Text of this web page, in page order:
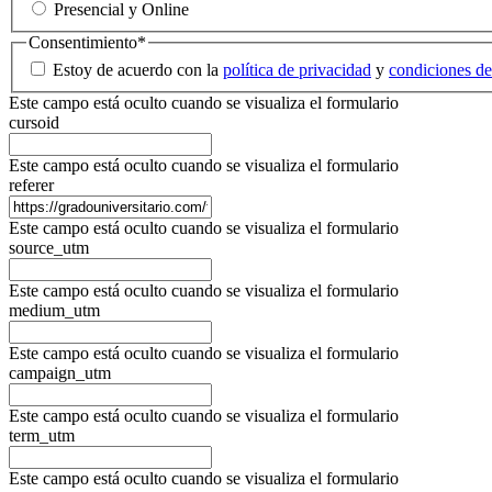
Presencial y Online
Consentimiento*
Estoy de acuerdo con la política de privacidad y condiciones
Este campo está oculto cuando se visualiza el formulario
cursoid
Este campo está oculto cuando se visualiza el formulario
referer
Este campo está oculto cuando se visualiza el formulario
source_utm
Este campo está oculto cuando se visualiza el formulario
medium_utm
Este campo está oculto cuando se visualiza el formulario
campaign_utm
Este campo está oculto cuando se visualiza el formulario
term_utm
Este campo está oculto cuando se visualiza el formulario